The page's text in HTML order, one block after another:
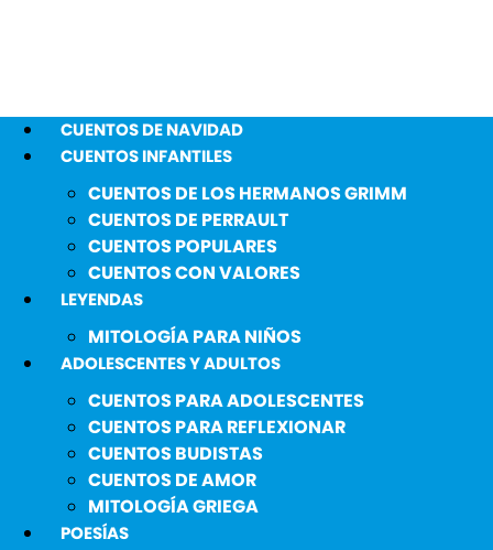
CUENTOS DE NAVIDAD
CUENTOS INFANTILES
CUENTOS DE LOS HERMANOS GRIMM
CUENTOS DE PERRAULT
CUENTOS POPULARES
CUENTOS CON VALORES
LEYENDAS
MITOLOGÍA PARA NIÑOS
ADOLESCENTES Y ADULTOS
CUENTOS PARA ADOLESCENTES
CUENTOS PARA REFLEXIONAR
CUENTOS BUDISTAS
CUENTOS DE AMOR
MITOLOGÍA GRIEGA
POESÍAS